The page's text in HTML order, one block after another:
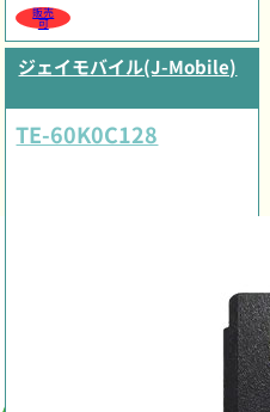
販売
可
ジェイモバイル(J-Mobile)
TE-60K0C128